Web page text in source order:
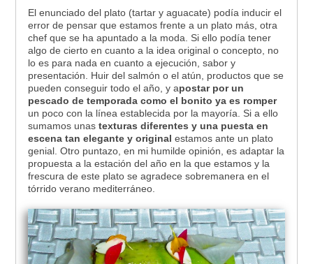
El enunciado del plato (tartar y aguacate) podía inducir el
error de pensar que estamos frente a un plato más, otra
chef que se ha apuntado a la moda. Si ello podía tener
algo de cierto en cuanto a la idea original o concepto, no
lo es para nada en cuanto a ejecución, sabor y
presentación. Huir del salmón o el atún, productos que se
pueden conseguir todo el año, y apostar por un
pescado de temporada como el bonito ya es romper
un poco con la línea establecida por la mayoría. Si a ello
sumamos unas texturas diferentes y una puesta en
escena tan elegante y original estamos ante un plato
genial. Otro puntazo, en mi humilde opinión, es adaptar la
propuesta a la estación del año en la que estamos y la
frescura de este plato se agradece sobremanera en el
tórrido verano mediterráneo.